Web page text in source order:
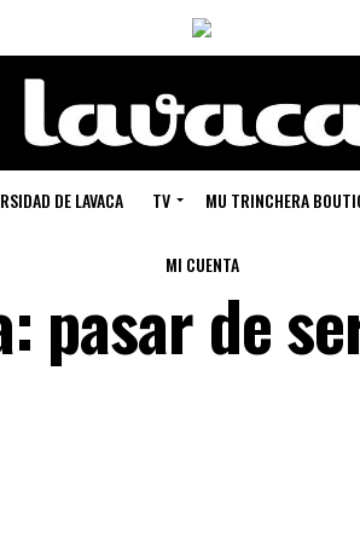
DE LAVACA TV MU TRINCHERA
MI CUENTA
pasar de